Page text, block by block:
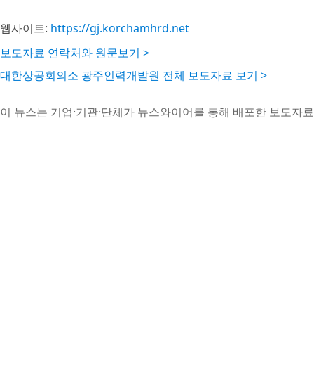
웹사이트: https://gj.korchamhrd.net
보도자료 연락처와 원문보기 >
대한상공회의소 광주인력개발원 전체 보도자료 보기 >
이 뉴스는 기업·기관·단체가 뉴스와이어를 통해 배포한 보도자